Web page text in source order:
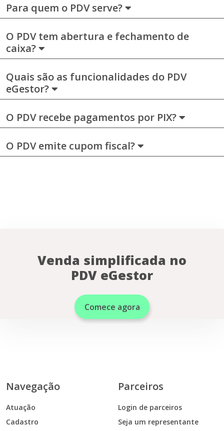
Para quem o PDV serve?
O PDV tem abertura e fechamento de
caixa?
Quais são as funcionalidades do PDV
eGestor?
O PDV recebe pagamentos por PIX?
O PDV emite cupom fiscal?
Venda simplificada no
PDV eGestor
Comece agora
Navegação
Atuação
Cadastro
Parceiros
Login de parceiros
Seja um representante